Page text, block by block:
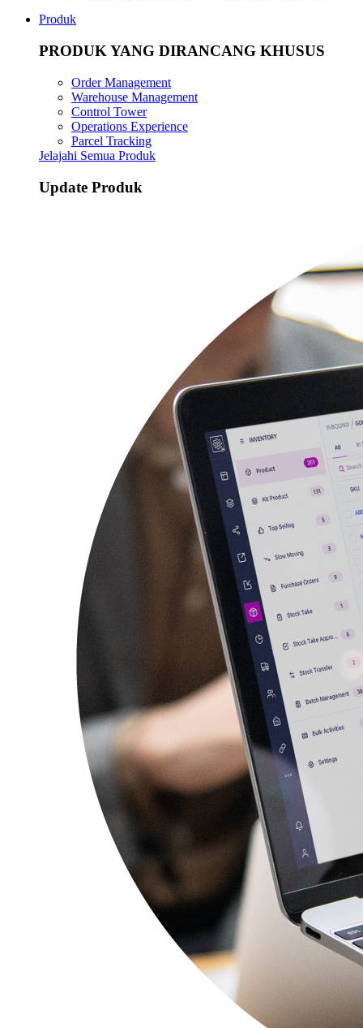
Produk
PRODUK YANG DIRANCANG KHUSUS
Order Management
Warehouse Management
Control Tower
Operations Experience
Parcel Tracking
Jelajahi Semua Produk
Update Produk